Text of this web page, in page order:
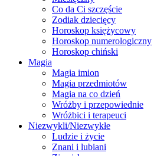
Co da Ci szczęście
Zodiak dziecięcy
Horoskop księżycowy
Horoskop numerologiczny
Horoskop chiński
Magia
Magia imion
Magia przedmiotów
Magia na co dzień
Wróżby i przepowiednie
Wróżbici i terapeuci
Niezwykli/Niezwykłe
Ludzie i życie
Znani i lubiani